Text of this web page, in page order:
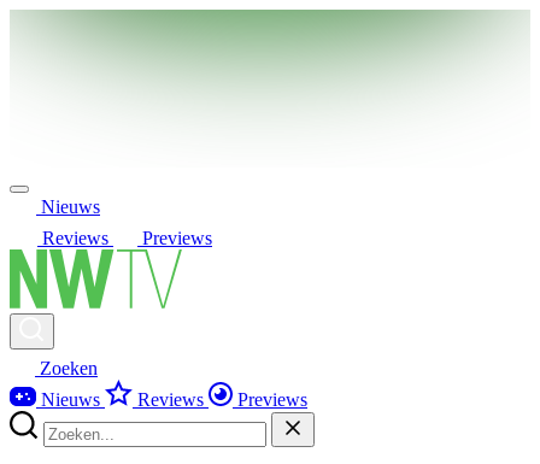
Nieuws
Reviews
Previews
Zoeken
Nieuws
Reviews Previews